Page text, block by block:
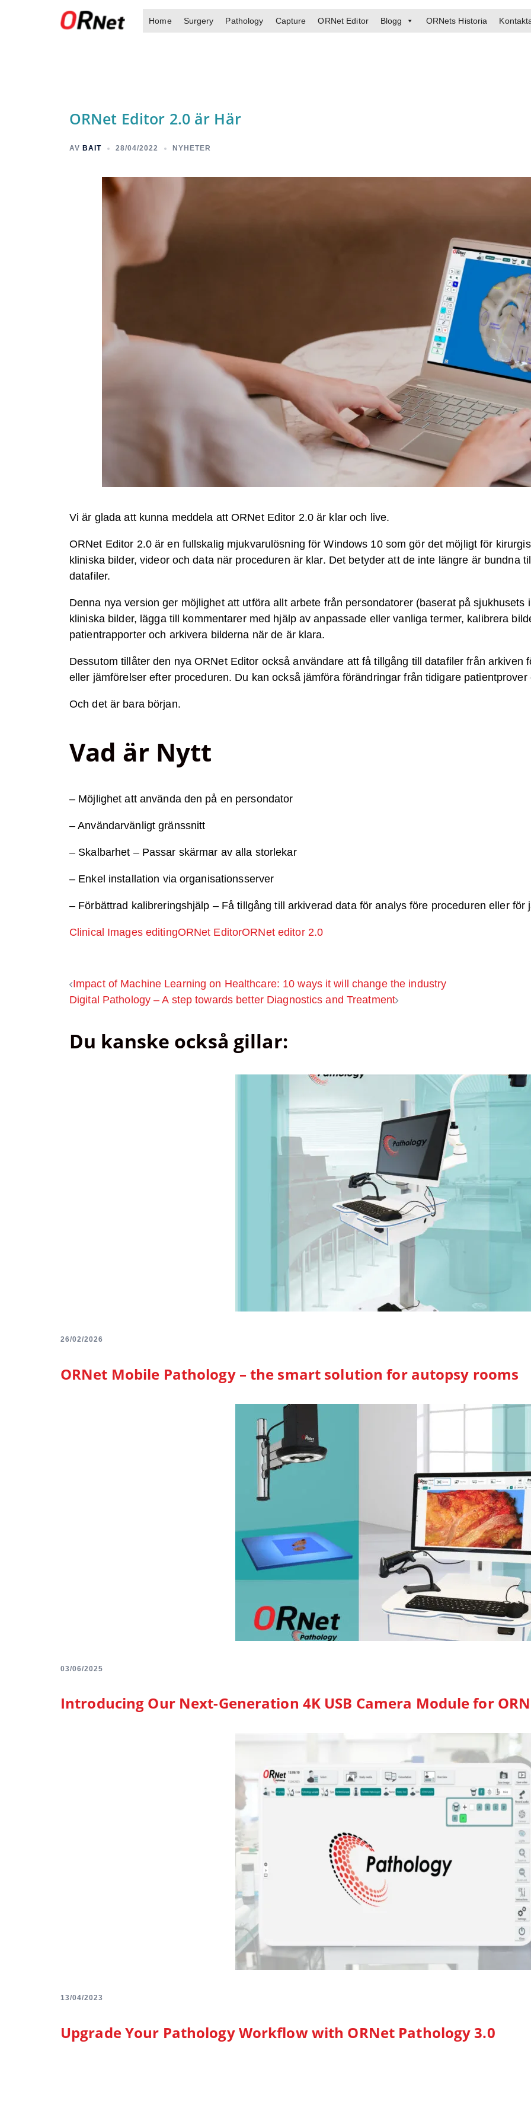
Home Surgery Pathology Capture ORNet Editor Blogg ORNets Historia
ORNet Editor 2.0 är Här
AV BAIT 28/04/2022 NYHETER
Vi är glada att kunna meddela att ORNet Editor 2.0 är klar och live.
ORNet Editor 2.0 är en fullskalig mjukvarulösning för Windows 10 som gör det möjligt för
kliniska bilder, videor och data när proceduren är klar. Det betyder att de inte längre är bundna
datafiler.
Denna nya version ger möjlighet att utföra allt arbete från persondatorer (baserat på sjukhusets
kliniska bilder, lägga till kommentarer med hjälp av anpassade eller vanliga termer, kalibrera
patientrapporter och arkivera bilderna när de är klara.
Dessutom tillåter den nya ORNet Editor också användare att få tillgång till datafiler från arkiven
eller jämförelser efter proceduren. Du kan också jämföra förändringar från tidigare patientprover
Och det är bara början.
Vad är Nytt
– Möjlighet att använda den på en persondator
– Användarvänligt gränssnitt
– Skalbarhet – Passar skärmar av alla storlekar
– Enkel installation via organisationsserver
– Förbättrad kalibreringshjälp – Få tillgång till arkiverad data för analys före proceduren eller för
Clinical Images editingORNet EditorORNet editor 2.0
Inläggsnavigering
Impact of Machine Learning on Healthcare: 10 ways it will change the industry
Digital Pathology – A step towards better Diagnostics and Treatment
Du kanske också gillar:
26/02/2026
ORNet Mobile Pathology – the smart solution for autopsy rooms
03/06/2025
Introducing Our Next-Generation 4K USB Camera Module for
13/04/2023
Upgrade Your Pathology Workflow with ORNet Pathology 3.0